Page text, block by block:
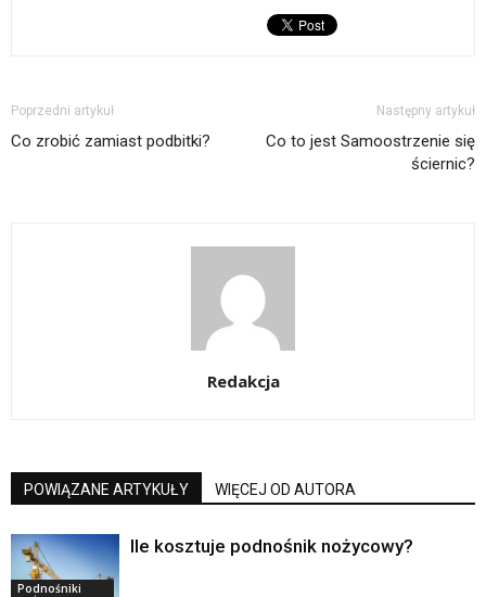
Poprzedni artykuł
Co zrobić zamiast podbitki?
Następny artykuł
Co to jest Samoostrzenie się
ściernic?
Redakcja
POWIĄZANE ARTYKUŁY WIĘCEJ OD AUTORA
Podnośniki
Ile kosztuje podnośnik nożycowy?